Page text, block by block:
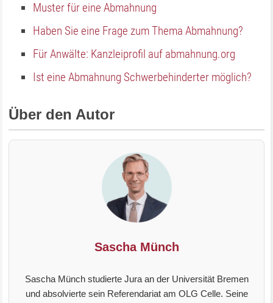
Muster für eine Abmahnung
Haben Sie eine Frage zum Thema Abmahnung?
Für Anwälte: Kanzleiprofil auf abmahnung.org
Ist eine Abmahnung Schwerbehinderter möglich?
Über den Autor
Sascha Münch
Sascha Münch studierte Jura an der Universität Bremen
und absolvierte sein Referendariat am OLG Celle. Seine